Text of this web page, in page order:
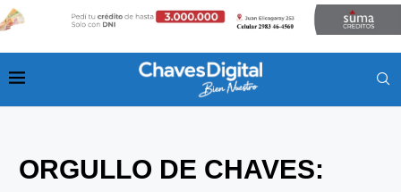
ORGULLO DE CHAVES: